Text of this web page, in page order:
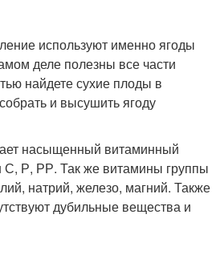
используют именно ягоды
деле полезны все части
найдете сухие плоды в
и высушить ягоду
насыщенный витаминный
С, Р, РР. Так же витамины группы
натрий, железо, магний. Также
дубильные вещества и